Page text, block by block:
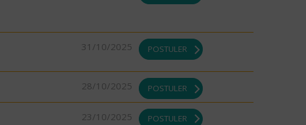
31/10/2025 POSTULER
28/10/2025 POSTULER
23/10/2025 POSTULER